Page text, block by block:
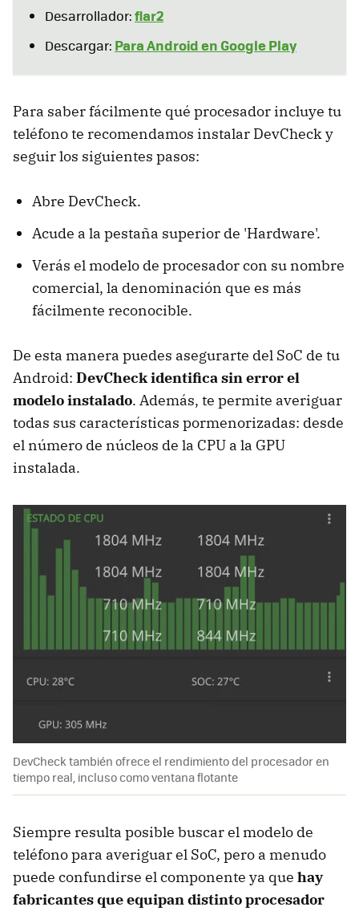
Desarrollador:flar2
Descargar: Para Android en Google Play
Para saber fácilmente qué procesador incluye tu
teléfono te recomendamos instalar DevCheck y
seguir los siguientes pasos:
Abre DevCheck.
Acude a la pestaña superior de 'Hardware'.
Verás el modelo de procesador con su nombre
comercial, la denominación que es más
fácilmente reconocible.
De esta manera puedes asegurarte del SoC de tu
Android: DevCheck identifica sin error el
modelo instalado. Además, te permite averiguar
todas sus características pormenorizadas: desde
el número de núcleos de la CPU a la GPU
instalada.
DevCheck también ofrece el rendimiento del procesador en
tiempo real, incluso como ventana flotante
Siempre resulta posible buscar el modelo de
teléfono para averiguar el SoC, pero a menudo
puede confundirse el componente ya que hay
fabricantes que equipan distinto procesador